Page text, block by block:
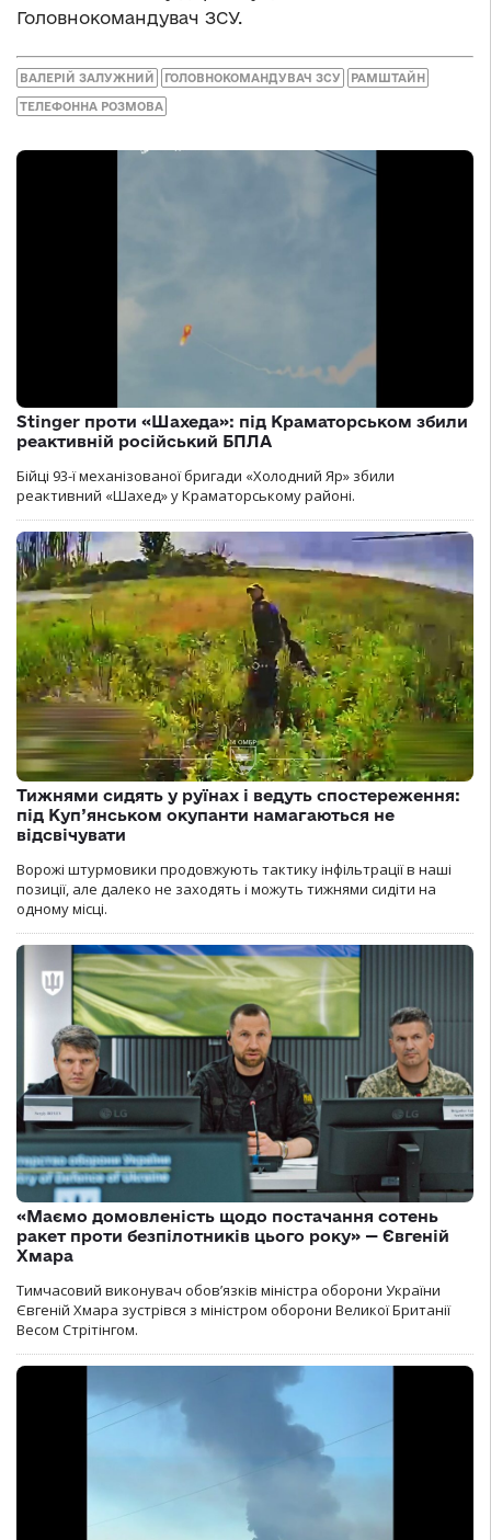
Головнокомандувач ЗСУ.
ВАЛЕРІЙ ЗАЛУЖНИЙ ГОЛОВНОКОМАНДУВАЧ ЗСУ РАМШТАЙН
ТЕЛЕФОННА РОЗМОВА
Stinger проти «Шахеда»: під Краматорськом збили
реактивній російський БПЛА
Бійці 93-ї механізованої бригади «Холодний Яр» збили
реактивний «Шахед» у Краматорському районі.
Тижнями сидять у руїнах і ведуть спостереження:
під Куп’янськом окупанти намагаються не
відсвічувати
Ворожі штурмовики продовжують тактику інфільтрації в наші
позиції, але далеко не заходять і можуть тижнями сидіти на
одному місці.
«Маємо домовленість щодо постачання сотень
ракет проти безпілотників цього року» — Євгеній
Хмара
Тимчасовий виконувач обов’язків міністра оборони України
Євгеній Хмара зустрівся з міністром оборони Великої Британії
Весом Стрітінгом.